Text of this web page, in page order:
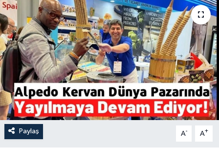
Paylaş A- A+
EĞİTİM
İLÇE HABERLERİ
KÜLTÜR-SANAT
KSÜ
DÜNYA
ROPORTAJ
Haber Arşivi